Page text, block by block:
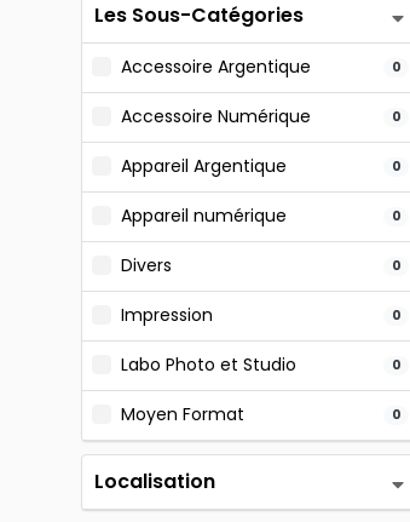
Les Sous-Catégories
Accessoire Argentique 0
Accessoire Numérique 0
Appareil Argentique 0
Appareil numérique 0
Divers 0
Impression 0
Labo Photo et Studio 0
Moyen Format 0
Localisation